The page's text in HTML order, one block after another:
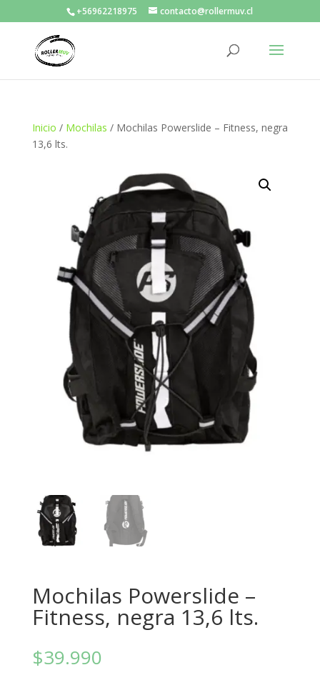
+56962218975 contacto@rollermuv.cl
Inicio / Mochilas / Mochilas Powerslide – Fitness, negra
13,6 lts.
Mochilas Powerslide –
Fitness, negra 13,6 lts.
$39.990